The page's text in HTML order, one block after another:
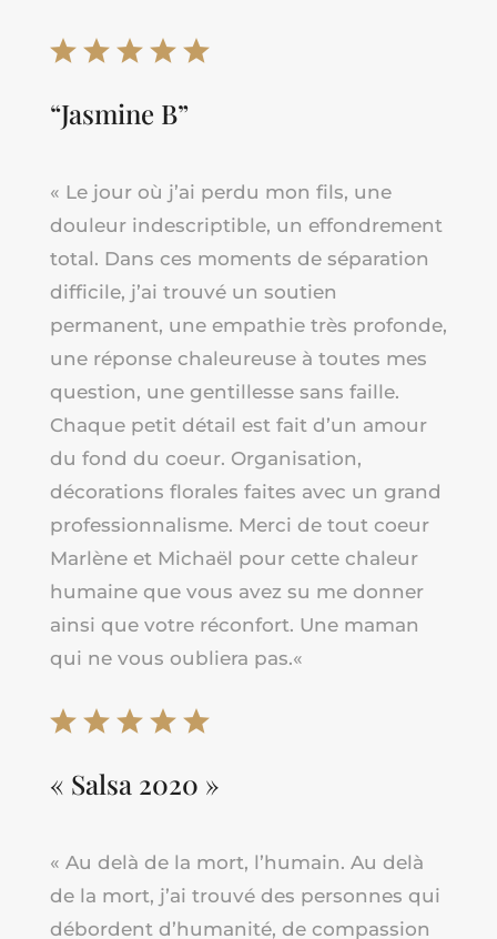
“Jasmine B”
« Le jour où j’ai perdu mon fils, une
douleur indescriptible, un effondrement
total. Dans ces moments de séparation
difficile, j’ai trouvé un soutien
permanent, une empathie très profonde,
une réponse chaleureuse à toutes mes
question, une gentillesse sans faille.
Chaque petit détail est fait d’un amour
du fond du coeur. Organisation,
décorations florales faites avec un grand
professionnalisme. Merci de tout coeur
Marlène et Michaël pour cette chaleur
humaine que vous avez su me donner
ainsi que votre réconfort. Une maman
qui ne vous oubliera pas.«
« Salsa 2020 »
« Au delà de la mort, l’humain. Au delà
de la mort, j’ai trouvé des personnes qui
débordent d’humanité, de compassion